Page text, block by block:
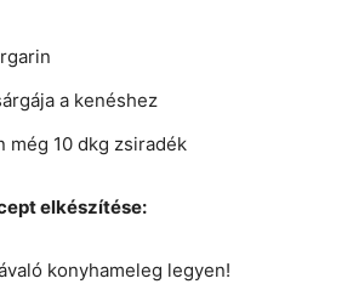
a kenéshez
még 10 dkg zsiradék
elkészítése:
konyhameleg legyen!